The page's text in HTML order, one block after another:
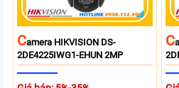
CAmera HIKVISION DS-
2DE4225IWG1-EHUN 2MP
C